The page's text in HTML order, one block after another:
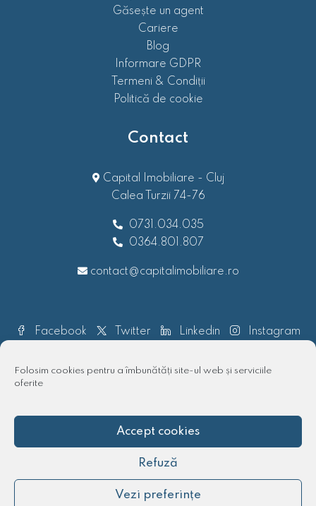
Folosim cookies pentru a îmbunătăți site-ul web și serviciile
oferite
Accept cookies
Refuză
Vezi preferințe
Găsește un agent
Cariere
Blog
Informare GDPR
Termeni & Condiții
Politică de cookie
Contact
Capital Imobiliare - Cluj
Calea Turzii 74-76
0731.034.035
0364.801.807
contact@capitalimobiliare.ro
Facebook Twitter Linkedin Instagram